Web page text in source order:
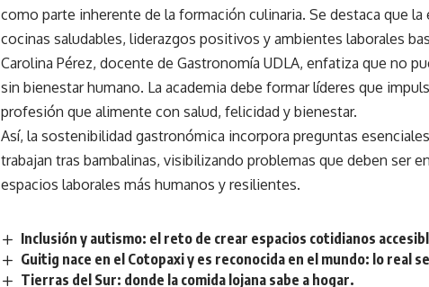
como parte inherente de la formación culinaria. Se destaca que la
cocinas saludables, liderazgos positivos y ambientes laborales
Carolina Pérez, docente de Gastronomía UDLA, enfatiza que no
sin bienestar humano. La academia debe formar líderes que
profesión que alimente con salud, felicidad y bienestar.
Así, la sostenibilidad gastronómica incorpora preguntas
trabajan tras bambalinas, visibilizando problemas que deben ser
espacios laborales más humanos y resilientes.
Inclusión y autismo: el reto de crear espacios cotidianos
Guitig nace en el Cotopaxi y es reconocida en el mundo: lo real
Tierras del Sur: donde la comida lojana sabe a hogar.